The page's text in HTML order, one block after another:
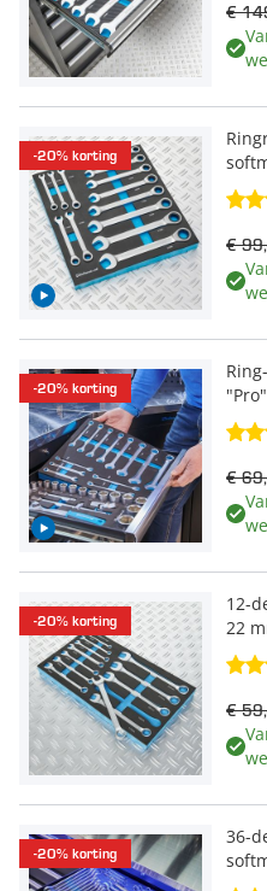
€
-20% korting
€
-20% korting
€
-20% korting
12-
22
€
-20% korting
36-